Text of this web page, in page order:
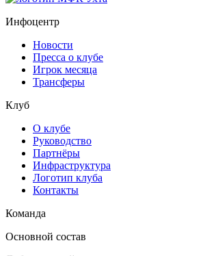
Инфоцентр
Новости
Пресса о клубе
Игрок месяца
Трансферы
Клуб
О клубе
Руководство
Партнёры
Инфраструктура
Логотип клуба
Контакты
Команда
Основной состав